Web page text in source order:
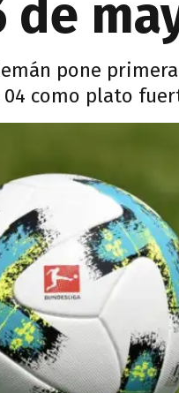
de
pone
como plato